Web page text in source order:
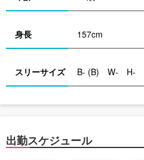
身長 157cm
スリーサイズ B- (B) W- H-
出勤スケジュール